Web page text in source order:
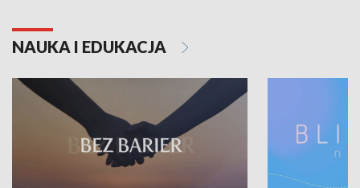
NAUKA I EDUKACJA